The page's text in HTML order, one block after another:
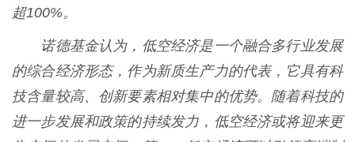
超100%。
诺德基金认为，低空经济是一个融合多行业发展
的综合经济形态，作为新质生产力的代表，它具有科
技含量较高、创新要素相对集中的优势。随着科技的
进一步发展和政策的持续发力，低空经济或将迎来更